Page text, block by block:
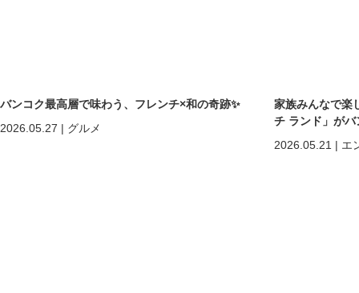
バンコク最高層で味わう、フレンチ×和の奇跡✨
2026.05.27 | グルメ
家族みんなで楽
チ ランド」が
2026.05.21 | エ